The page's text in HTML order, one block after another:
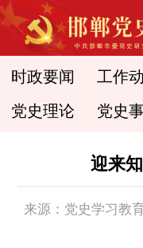
时政要闻 工作
党史理论 党史
迎来
来源：党史学习教